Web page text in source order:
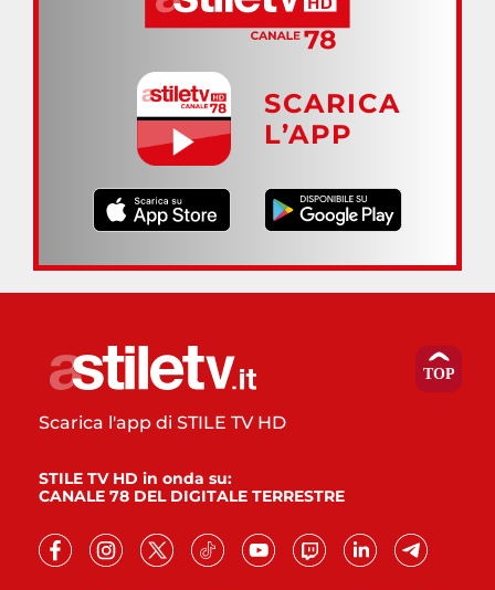
SCARICA
L’APP
Scarica l'app di STILE TV HD
STILE TV HD in onda su:
CANALE 78 DEL DIGITALE TERRESTRE